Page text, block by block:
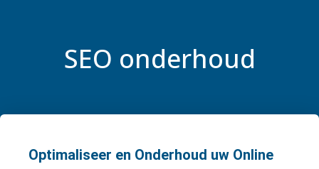
SEO onderhoud
Optimaliseer en Onderhoud uw Online